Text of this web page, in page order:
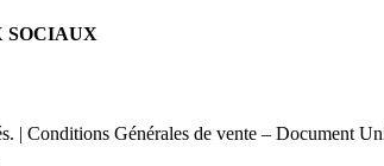
SOCIAUX
| Conditions Générales de vente – Document